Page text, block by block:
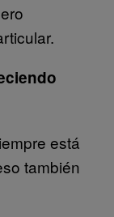
está
también